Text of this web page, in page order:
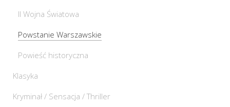
II Wojna Światowa
Powstanie Warszawskie
Powieść historyczna
Klasyka
Kryminał / Sensacja / Thriller